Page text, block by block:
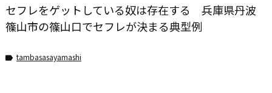

セフレをゲットしている奴は存在する 兵庫県丹波
篠山市の篠山口でセフレが決まる典型例
 tambasasayamashi